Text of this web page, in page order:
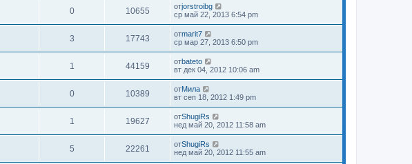
0 10655 отjorstroibg
ср май 22, 2013 6:54 pm
3 17743 отmarit7
ср мар 27, 2013 6:50 pm
1 44159 отbateto
вт дек 04, 2012 10:06 am
0 10389 отМила
вт сеп 18, 2012 1:49 pm
1 19627 отShugiRs
нед май 20, 2012 11:58 am
5 22261 отShugiRs
нед май 20, 2012 11:55 am